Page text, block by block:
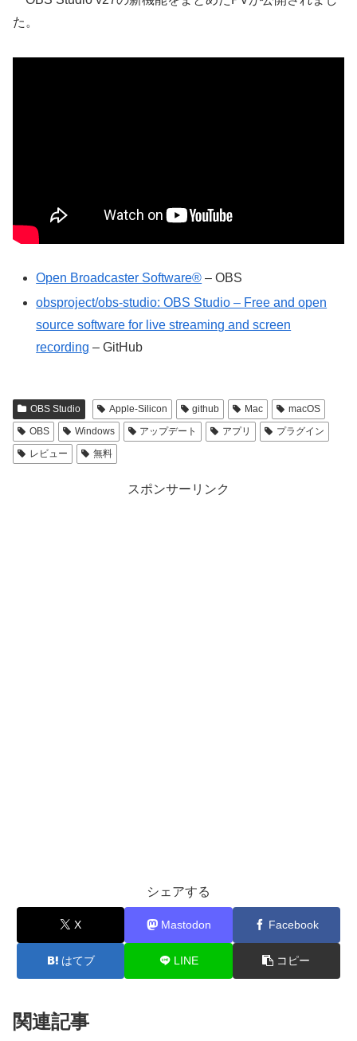
た。
Open Broadcaster Software®️ – OBS
obsproject/obs-studio: OBS Studio – Free and open
source software for live streaming and screen
recording – GitHub
OBS Studio Apple-Silicon github Mac
macOS
OBS
Windows アップデート アプリ
プラグイン
レビュー
無料
スポンサーリンク
シェアする
X Mastodon Facebook
はてブ LINE コピー
関連記事